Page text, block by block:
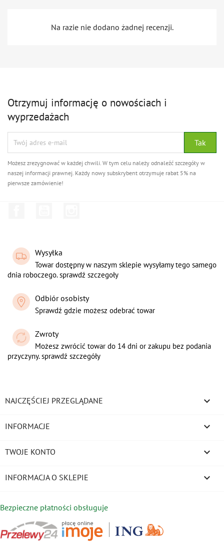
Na razie nie dodano żadnej recenzji.
Otrzymuj informację o nowościach i
wyprzedażach
Możesz zrezygnować w każdej chwili. W tym celu należy odnaleźć szczegóły w
naszej informacji prawnej. Każdy nowy subskrybent otrzymuje rabat 5% na
pierwsze zamówienie!
Wysyłka
Towar dostępny w naszym sklepie wysyłamy tego samego
dnia roboczego. sprawdź szczegoły
Odbiór osobisty
Sprawdź gdzie możesz odebrać towar
Zwroty
Możesz zwrócić towar do 14 dni or zakupu bez podania
przyczyny. sprawdź szczegóły
NAJCZĘŚCIEJ PRZEGLĄDANE 
INFORMACJE 
TWOJE KONTO 
INFORMACJA O SKLEPIE keyboard_arrow_down
Bezpieczne płatności obsługuje